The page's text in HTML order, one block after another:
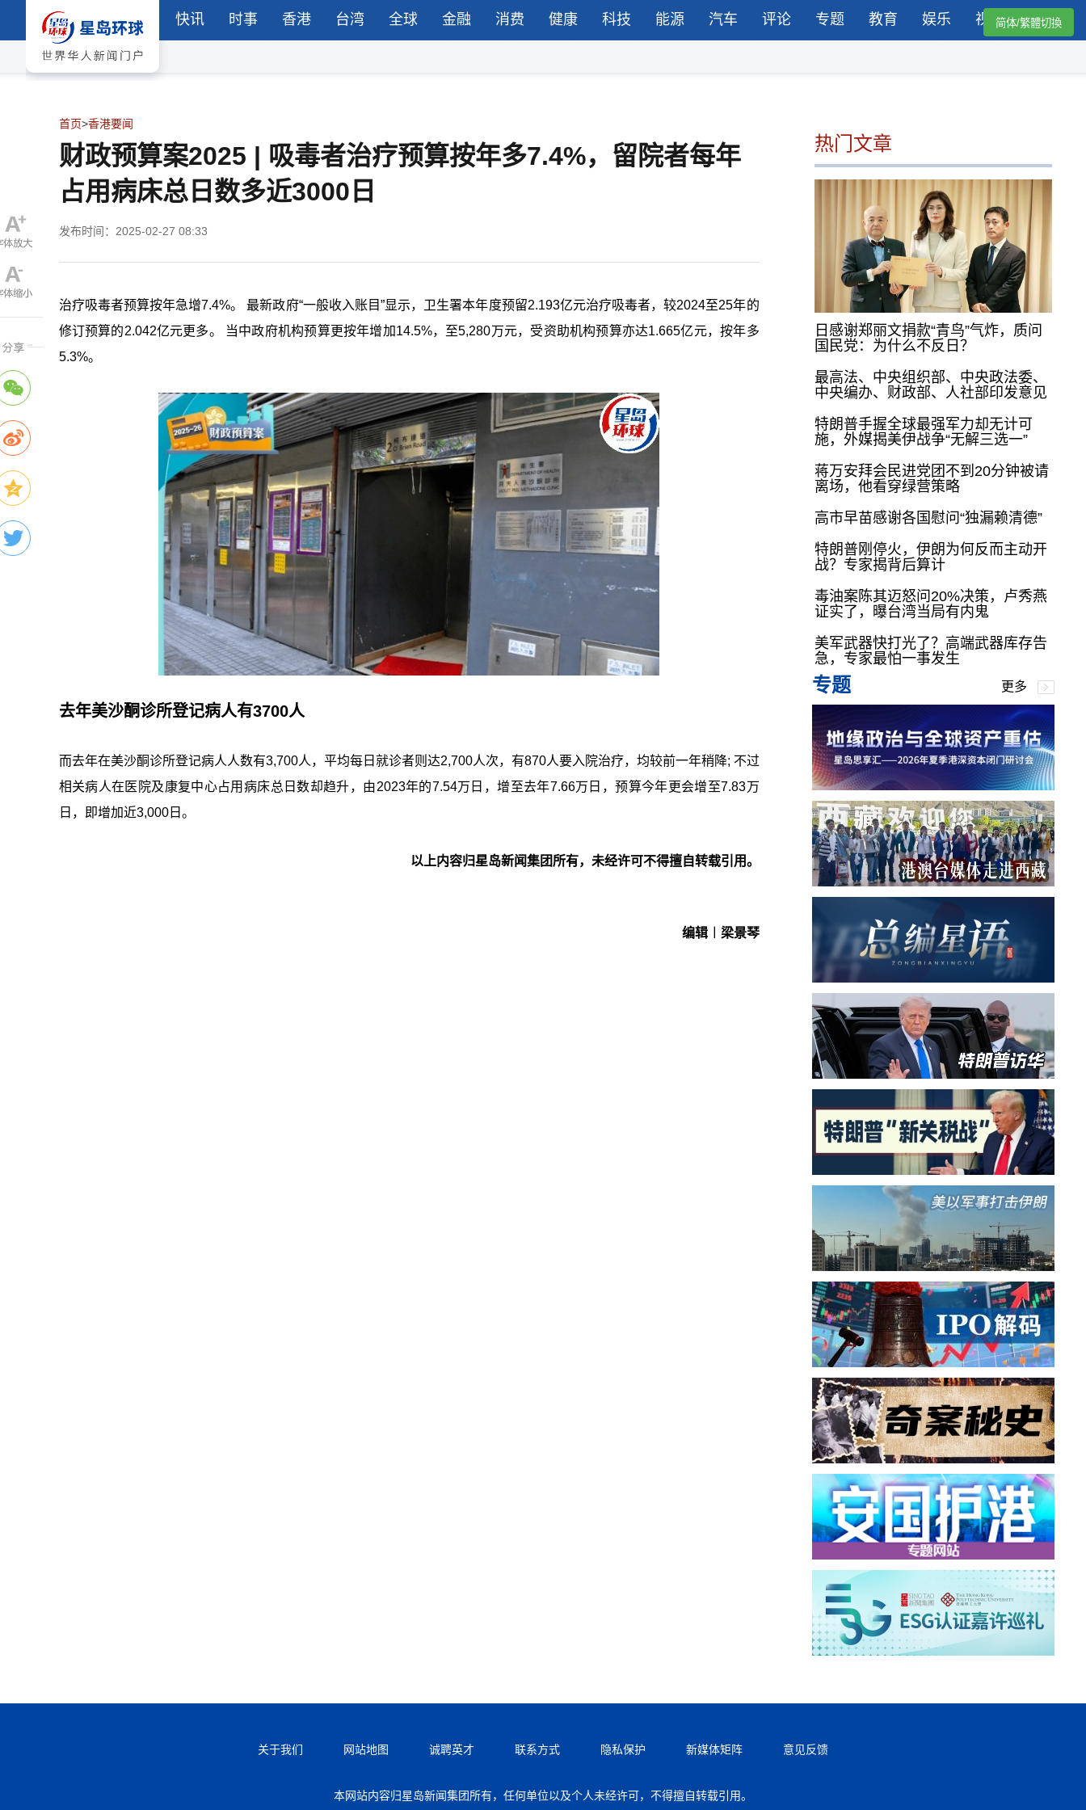
快讯 时事 香港 台湾 全球 金融 消费 健康 科技 能源 汽车 评论 专题 教育 娱乐 视频简体/繁體切換
首页>香港要闻
财政预算案2025 | 吸毒者治疗预算按年多7.4%，留院者每年
占用病床总日数多近3000日
发布时间：2025-02-27 08:33
治疗吸毒者预算按年急增7.4%。 最新政府“一般收入账目”显示，卫生署本年度预留2.193亿元治疗吸毒者，较2024至25年的
修订预算的2.042亿元更多。 当中政府机构预算更按年增加14.5%，至5,280万元，受资助机构预算亦达1.665亿元，按年多
5.3%。
去年美沙酮诊所登记病人有3700人
而去年在美沙酮诊所登记病人人数有3,700人，平均每日就诊者则达2,700人次，有870人要入院治疗，均较前一年稍降; 不过
相关病人在医院及康复中心占用病床总日数却趋升，由2023年的7.54万日，增至去年7.66万日，预算今年更会增至7.83万
日，即增加近3,000日。
以上内容归星岛新闻集团所有，未经许可不得擅自转载引用。
编辑︱梁景琴
热门文章
日感谢郑丽文捐款“青鸟”气炸，质问
国民党：为什么不反日？
最高法、中央组织部、中央政法委、
中央编办、财政部、人社部印发意见
特朗普手握全球最强军力却无计可
施，外媒揭美伊战争“无解三选一”
蒋万安拜会民进党团不到20分钟被请
离场，他看穿绿营策略
高市早苗感谢各国慰问“独漏赖清德”
特朗普刚停火，伊朗为何反而主动开
战？专家揭背后算计
毒油案陈其迈怒问20%决策，卢秀燕
证实了，曝台湾当局有内鬼
美军武器快打光了？高端武器库存告
急，专家最怕一事发生
专题 更多
关于我们 网站地图 诚聘英才 联系方式 隐私保护 新媒体矩阵 意见反馈
本网站内容归星岛新闻集团所有，任何单位以及个人未经许可，不得擅自转载引用。